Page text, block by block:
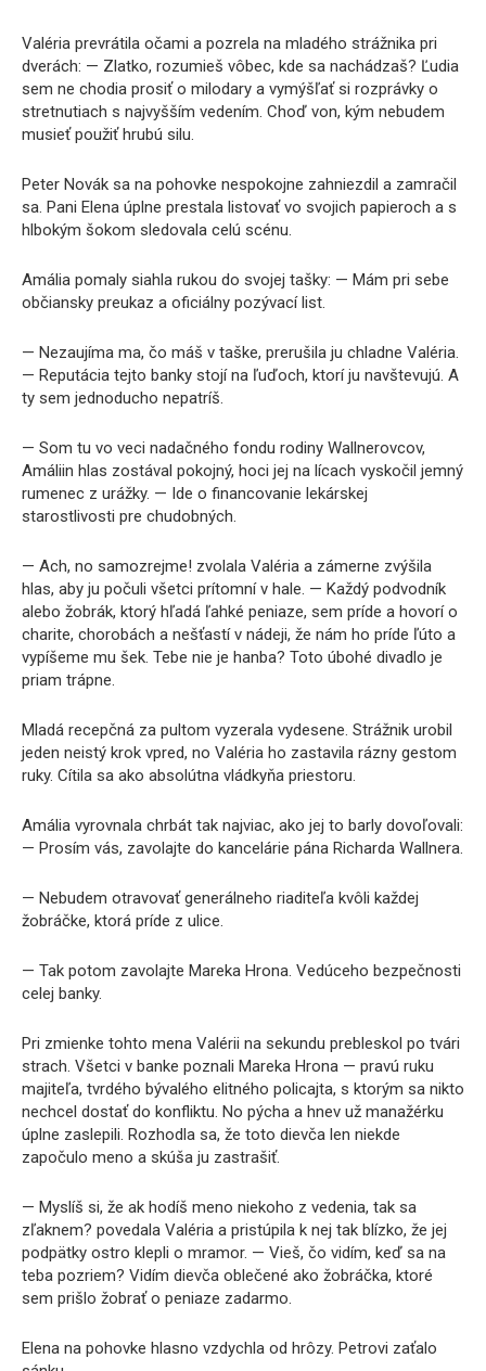
Valéria prevrátila očami a pozrela na mladého strážnika pri
dverách: — Zlatko, rozumieš vôbec, kde sa nachádzaš? Ľudia
sem ne chodia prosiť o milodary a vymýšľať si rozprávky o
stretnutiach s najvyšším vedením. Choď von, kým nebudem
musieť použiť hrubú silu.
Peter Novák sa na pohovke nespokojne zahniezdil a zamračil
sa. Pani Elena úplne prestala listovať vo svojich papieroch a s
hlbokým šokom sledovala celú scénu.
Amália pomaly siahla rukou do svojej tašky: — Mám pri sebe
občiansky preukaz a oficiálny pozývací list.
— Nezaujíma ma, čo máš v taške, prerušila ju chladne Valéria.
— Reputácia tejto banky stojí na ľuďoch, ktorí ju navštevujú. A
ty sem jednoducho nepatríš.
— Som tu vo veci nadačného fondu rodiny Wallnerovcov,
Amáliin hlas zostával pokojný, hoci jej na lícach vyskočil jemný
rumenec z urážky. — Ide o financovanie lekárskej
starostlivosti pre chudobných.
— Ach, no samozrejme! zvolala Valéria a zámerne zvýšila
hlas, aby ju počuli všetci prítomní v hale. — Každý podvodník
alebo žobrák, ktorý hľadá ľahké peniaze, sem príde a hovorí o
charite, chorobách a nešťastí v nádeji, že nám ho príde ľúto a
vypíšeme mu šek. Tebe nie je hanba? Toto úbohé divadlo je
priam trápne.
Mladá recepčná za pultom vyzerala vydesene. Strážnik urobil
jeden neistý krok vpred, no Valéria ho zastavila rázny gestom
ruky. Cítila sa ako absolútna vládkyňa priestoru.
Amália vyrovnala chrbát tak najviac, ako jej to barly dovoľovali:
— Prosím vás, zavolajte do kancelárie pána Richarda Wallnera.
— Nebudem otravovať generálneho riaditeľa kvôli každej
žobráčke, ktorá príde z ulice.
— Tak potom zavolajte Mareka Hrona. Vedúceho bezpečnosti
celej banky.
Pri zmienke tohto mena Valérii na sekundu prebleskol po tvári
strach. Všetci v banke poznali Mareka Hrona — pravú ruku
majiteľa, tvrdého bývalého elitného policajta, s ktorým sa nikto
nechcel dostať do konfliktu. No pýcha a hnev už manažérku
úplne zaslepili. Rozhodla sa, že toto dievča len niekde
započulo meno a skúša ju zastrašiť.
— Myslíš si, že ak hodíš meno niekoho z vedenia, tak sa
zľaknem? povedala Valéria a pristúpila k nej tak blízko, že jej
podpätky ostro klepli o mramor. — Vieš, čo vidím, keď sa na
teba pozriem? Vidím dievča oblečené ako žobráčka, ktoré
sem prišlo žobrať o peniaze zadarmo.
Elena na pohovke hlasno vzdychla od hrôzy. Petrovi zaťalo